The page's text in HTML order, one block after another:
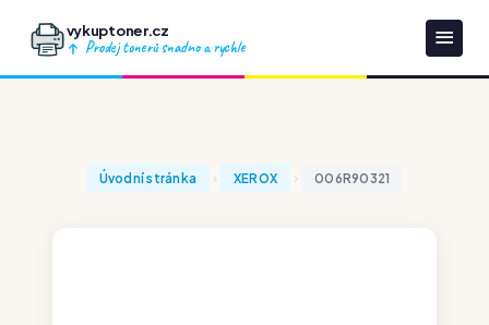
vykuptoner.cz
Prodej tonerů snadno a rychle
Úvodní stránka XEROX 006R90321